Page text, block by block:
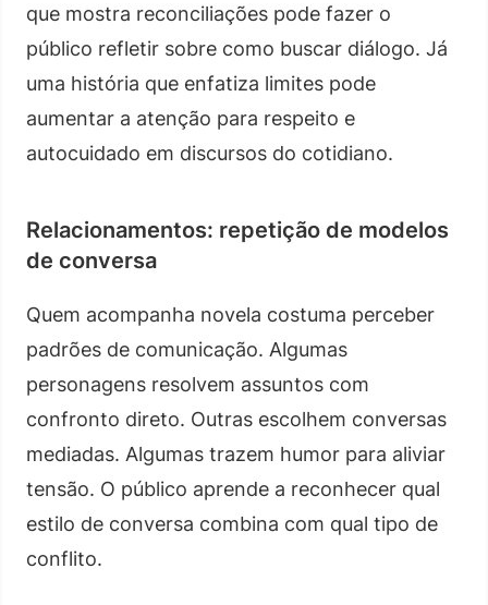
que mostra reconciliações pode fazer o
público refletir sobre como buscar diálogo. Já
uma história que enfatiza limites pode
aumentar a atenção para respeito e
autocuidado em discursos do cotidiano.
Relacionamentos: repetição de modelos
de conversa
Quem acompanha novela costuma perceber
padrões de comunicação. Algumas
personagens resolvem assuntos com
confronto direto. Outras escolhem conversas
mediadas. Algumas trazem humor para aliviar
tensão. O público aprende a reconhecer qual
estilo de conversa combina com qual tipo de
conflito.